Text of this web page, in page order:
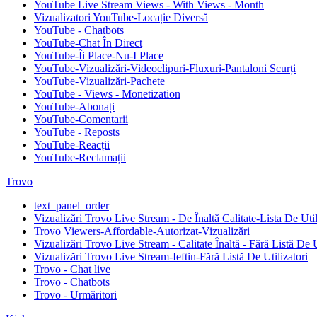
YouTube Live Stream Views - With Views - Month
Vizualizatori YouTube-Locație Diversă
YouTube - Chatbots
YouTube-Chat În Direct
YouTube-Îi Place-Nu-I Place
YouTube-Vizualizări-Videoclipuri-Fluxuri-Pantaloni Scurți
YouTube-Vizualizări-Pachete
YouTube - Views - Monetization
YouTube-Abonați
YouTube-Comentarii
YouTube - Reposts
YouTube-Reacții
YouTube-Reclamații
Trovo
text_panel_order
Vizualizări Trovo Live Stream - De Înaltă Calitate-Lista De
Trovo Viewers-Affordable-Autorizat-Vizualizări
Vizualizări Trovo Live Stream - Calitate Înaltă - Fără Listă De
Vizualizări Trovo Live Stream-Ieftin-Fără Listă De Utilizatori
Trovo - Chat live
Trovo - Chatbots
Trovo - Urmăritori